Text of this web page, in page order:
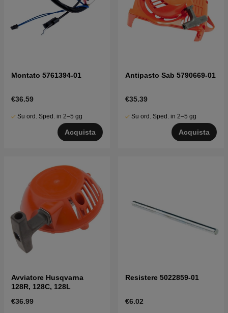
Montato 5761394-01
€36.59
Su ord. Sped. in 2–5 gg
Acquista
Antipasto Sab 5790669-01
€35.39
Su ord. Sped. in 2–5 gg
Acquista
Avviatore Husqvarna
128R, 128C, 128L
€36.99
Resistere 5022859-01
€6.02